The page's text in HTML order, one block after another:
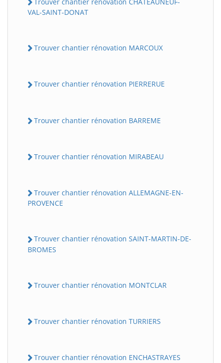
VAL-SAINT-DONAT
Trouver chantier rénovation MARCOUX
Trouver chantier rénovation PIERRERUE
Trouver chantier rénovation BARREME
Trouver chantier rénovation MIRABEAU
Trouver chantier rénovation ALLEMAGNE-EN-
PROVENCE
Trouver chantier rénovation SAINT-MARTIN-DE-
BROMES
Trouver chantier rénovation MONTCLAR
Trouver chantier rénovation TURRIERS
Trouver chantier rénovation ENCHASTRAYES